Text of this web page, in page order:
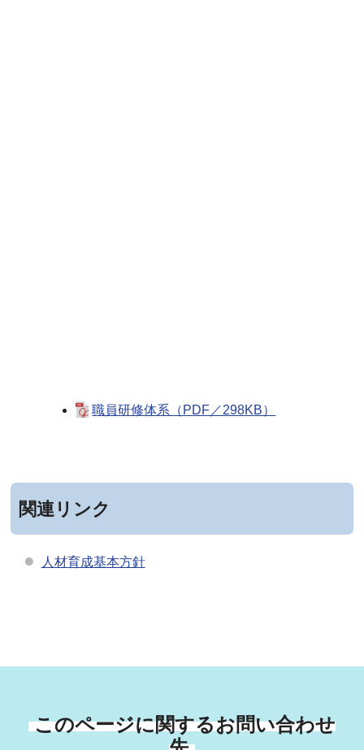
職員研修体系（PDF／298KB）
関連リンク
人材育成基本方針
このページに関するお問い合わせ